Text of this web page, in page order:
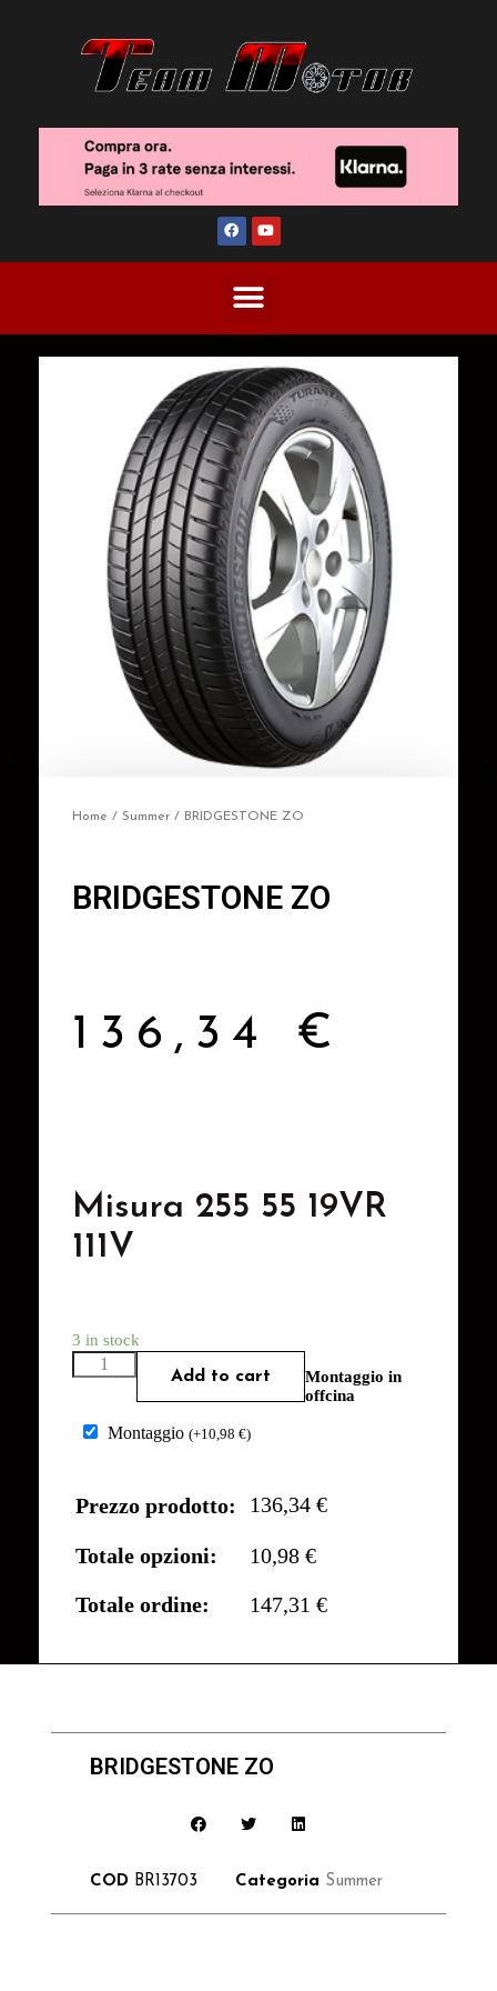
Home / Summer / BRIDGESTONE ZO
BRIDGESTONE ZO
136,34 €
Misura 255 55 19VR
111V
3 in stock
Add to cart
Montaggio in
offcina
Montaggio (+10,98 €)
Prezzo prodotto: 136,34 €
Totale opzioni:
10,98 €
Totale ordine:
147,31 €
BRIDGESTONE ZO
COD BR13703 Categoria Summer